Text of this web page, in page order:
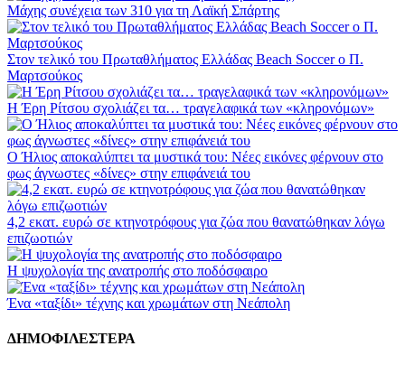
Μάχης συνέχεια των 310 για τη Λαϊκή Σπάρτης
Στον τελικό του Πρωταθλήματος Ελλάδας Beach Soccer ο Π.
Μαρτσούκος
Η Έρη Ρίτσου σχολιάζει τα… τραγελαφικά των «κληρονόμων»
Ο Ήλιος αποκαλύπτει τα μυστικά του: Νέες εικόνες φέρνουν στο
φως άγνωστες «δίνες» στην επιφάνειά του
4,2 εκατ. ευρώ σε κτηνοτρόφους για ζώα που θανατώθηκαν λόγω
επιζωοτιών
Η ψυχολογία της ανατροπής στο ποδόσφαιρο
Ένα «ταξίδι» τέχνης και χρωμάτων στη Νεάπολη
ΔΗΜΟΦΙΛΕΣΤΕΡΑ